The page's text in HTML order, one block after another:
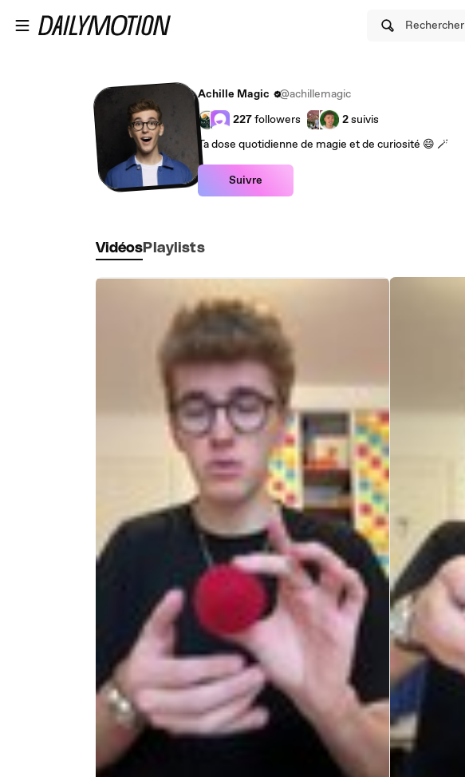
Rechercher
Achille Magic
@achillemagic
227followers 2suivis
Ta dose quotidienne de magie et de curiosité 😄 🪄
Suivre
Vidéos Playlists